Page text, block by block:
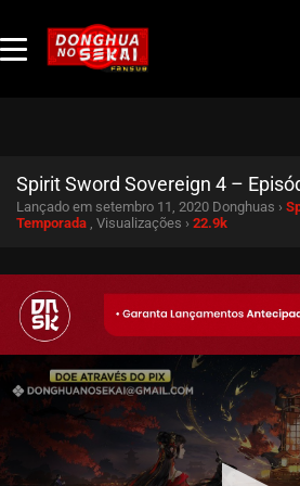
Spirit Sword Sovereign 4 –
Lançado em setembro 11, 2020 Donghuas ›
Temporada , Visualizações › 22.9k